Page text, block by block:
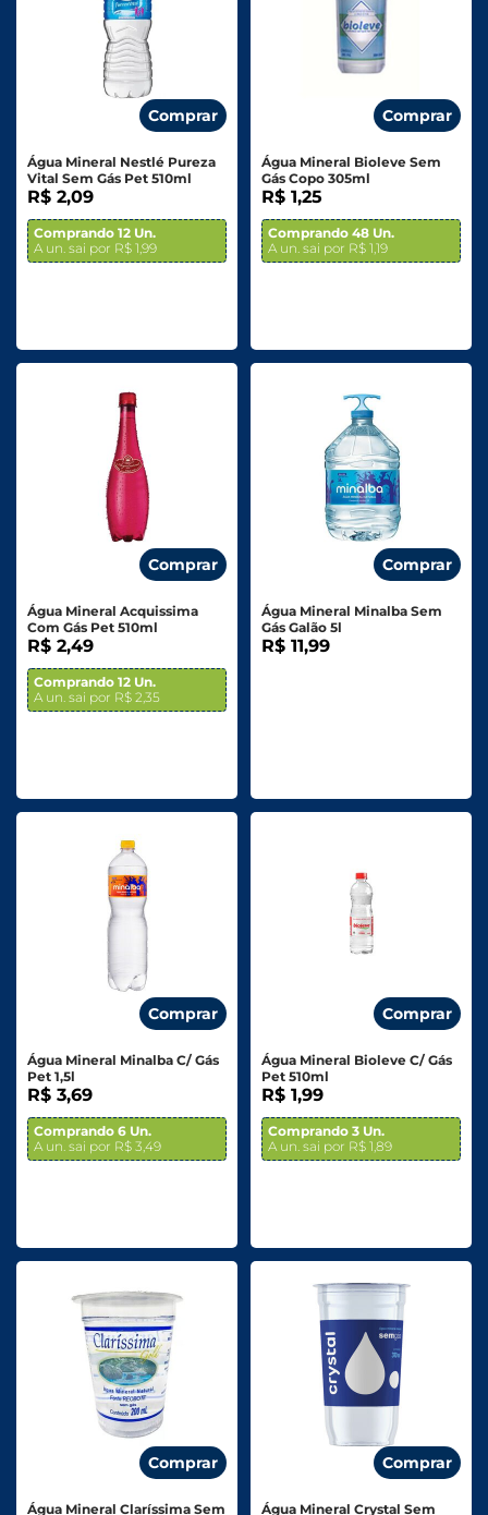
Comprar
Água Mineral Nestlé Pureza
Vital Sem Gás Pet 510ml
R$ 2,09
Comprando 12 Un.
A un. sai por R$ 1,99
Comprar
Água Mineral Bioleve Sem
Gás Copo 305ml
R$ 1,25
Comprando 48 Un.
A un. sai por R$ 1,19
Comprar
Água Mineral Acquissima
Com Gás Pet 510ml
R$ 2,49
Comprando 12 Un.
A un. sai por R$ 2,35
Comprar
Água Mineral Minalba Sem
Gás Galão 5l
R$ 11,99
Comprar
Água Mineral Minalba C/ Gás
Pet 1,5l
R$ 3,69
Comprando 6 Un.
A un. sai por R$ 3,49
Comprar
Água Mineral Bioleve C/ Gás
Pet 510ml
R$ 1,99
Comprando 3 Un.
A un. sai por R$ 1,89
Comprar
Água Mineral Claríssima Sem
Comprar
Água Mineral Crystal Sem